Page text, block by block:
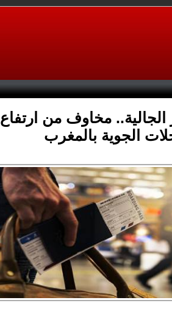
مخاوف من ارتفاع
الجوية بالمغرب